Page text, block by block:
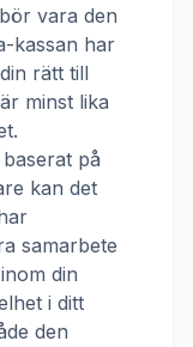
vara den
kassan har
rätt till
är minst lika
på
kan det
samarbete
din
i ditt
den